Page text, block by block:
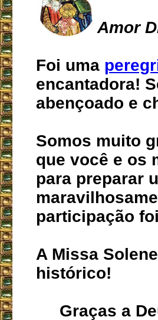
Amor
Foi uma
encantadora!
abençoado e
Somos muito
que você e os
para preparar
participação
A Missa
histórico!
Graças a